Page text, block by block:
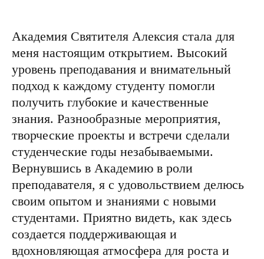
В 2024 году я окончила Академию
Святителя Алексия. Эти годы навсегда
останутся в моем сердце как один из
самых светлых периодов жизни. С первого
дня Академия стала для меня вторым
домом. Здесь каждый преподаватель — не
только профессионал, но и мудрый
наставник. А однокурсники стали не
просто товарищами, а близкими друзьями.
Академия дала мне не только знания, но и
любовь к профессии. Лучшим
подтверждением, что я выбрала
правильный путь, стало приглашение на
работу в гимназию во имя Всех Русских